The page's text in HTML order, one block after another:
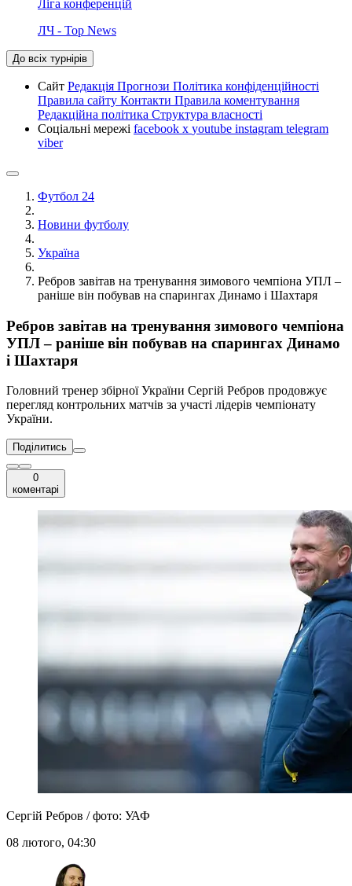
Ліга конференцій
ЛЧ - Top News
До всіх турнірів
Сайт Редакція Прогнози Політика конфіденційності
Правила сайту Контакти Правила коментування
Редакційна політика Структура власності
Соціальні мережі facebook x youtube instagram telegram
viber
Футбол 24
Новини футболу
Україна
Ребров завітав на тренування зимового чемпіона УПЛ –
раніше він побував на спарингах Динамо і Шахтаря
Ребров завітав на тренування зимового чемпіона
УПЛ – раніше він побував на спарингах Динамо
і Шахтаря
Головний тренер збірної України Сергій Ребров продовжує
перегляд контрольних матчів за участі лідерів чемпіонату
України.
Поділитись
0
коментарі
Сергій Ребров / фото: УАФ
08 лютого, 04:30